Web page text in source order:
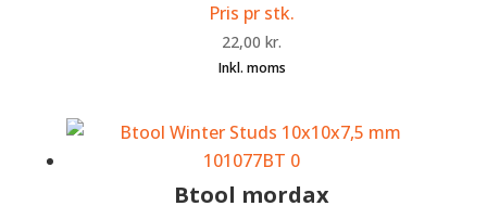
Pris pr stk.
22,00kr.
Btool mordax